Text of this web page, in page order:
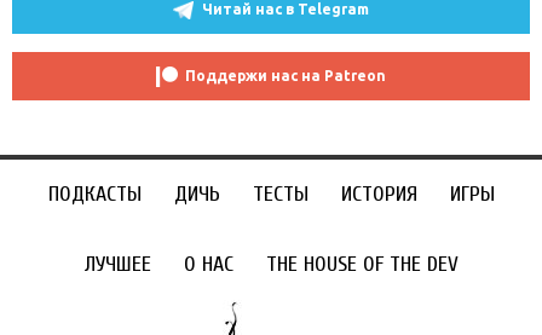
Читай нас в Telegram
Поддержи нас на Patreon
ПОДКАСТЫ ДИЧЬ ТЕСТЫ ИСТОРИЯ ИГРЫ
ЛУЧШЕЕ О НАС THE HOUSE OF THE DEV